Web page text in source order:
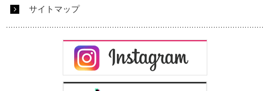
サイトマップ